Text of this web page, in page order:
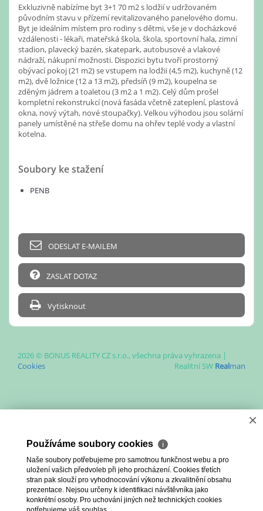
Exkluzivně nabízíme byt 3+1 70 m2 s lodžií v udržovaném
původním stavu v přízemí revitalizovaného panelového domu.
Byt je ideálním místem pro rodiny s dětmi, vše je v docházkové
vzdálenosti - lékaři, mateřská škola, škola, sportovní hala, zimní
stadion, plavecký bazén, skatepark, autobusové a vlakové
nádraží, nákupní možnosti. Dispozici bytu tvoří prostorný
obývací pokoj (21 m2) se vstupem na lodžii (4,5 m2), kuchyně (12
m2), dvě ložnice (12 a 13 m2), předsíň (9 m2), koupelna se
zděným jádrem a toaletou (3 m2 a 1 m2). Celý dům prošel
kompletní rekonstrukcí (nová fasáda včetně zateplení, plastová
okna, nový výtah, nové stoupačky). Velkou výhodou jsou solární
panely umístěné na střeše domu na ohřev teplé vody a vlastní
kotelna.
Soubory ke stažení
PENB
ODESLAT E-MAILEM
ZASLAT DOTAZ
Vytisknout
2026 © BONUS REALITY CZ s.r.o., všechna práva vyhrazena |
Cookies
Realitní SW Realman
×
Používáme soubory cookies ℹ
Naše soubory potřebujeme pro samotnou funkčnost webu a pro
uložení vašich předvoleb při jeho procházení. Cookies třetích
stran pak slouží pro vyhodnocování výkonu a zkvalitnění obsahu
prezentace. Nejsou určeny k identifikaci návštěvníka jako
konkrétní osoby. Pro uchování jiných než technických cookies